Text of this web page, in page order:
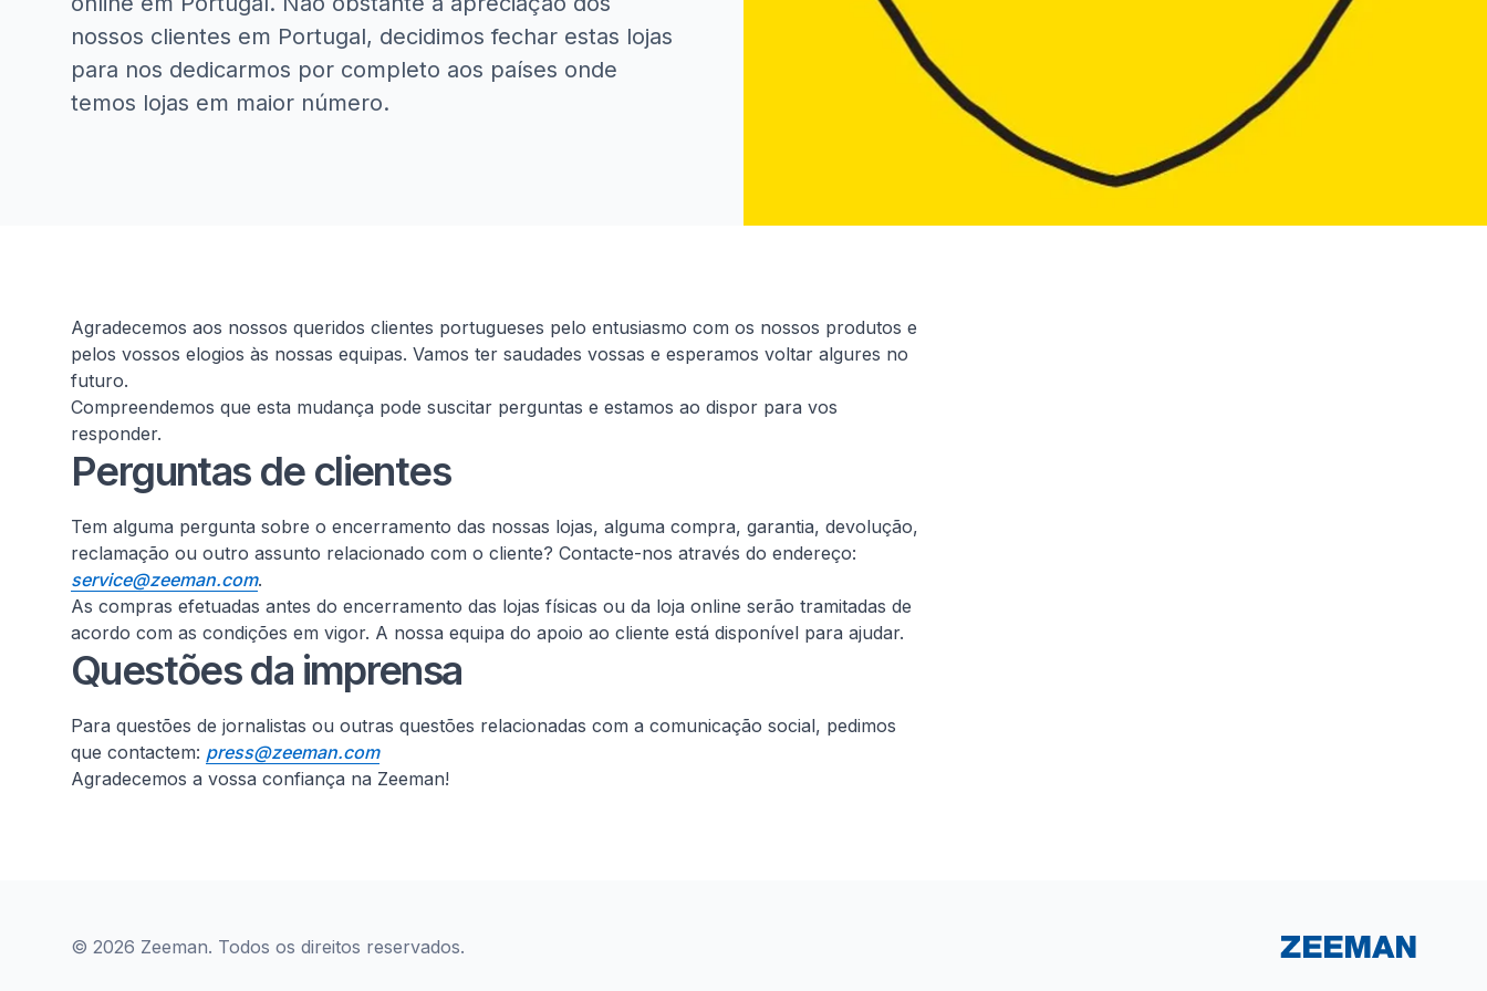
nossos clientes em Portugal, decidimos fechar estas lojas
para nos dedicarmos por completo aos países onde
temos lojas em maior número.
Homepage
Agradecemos aos nossos queridos clientes portugueses pelo entusiasmo com os nossos produtos e
pelos vossos elogios às nossas equipas. Vamos ter saudades vossas e esperamos voltar algures no
futuro.
Compreendemos que esta mudança pode suscitar perguntas e estamos ao dispor para vos
responder.
Perguntas de clientes
Tem alguma pergunta sobre o encerramento das nossas lojas, alguma compra, garantia, devolução,
reclamação ou outro assunto relacionado com o cliente? Contacte-nos através do endereço:
service@zeeman.com.
As compras efetuadas antes do encerramento das lojas físicas ou da loja online serão tramitadas de
acordo com as condições em vigor. A nossa equipa do apoio ao cliente está disponível para ajudar.
Questões da imprensa
Para questões de jornalistas ou outras questões relacionadas com a comunicação social, pedimos
que contactem: press@zeeman.com
Agradecemos a vossa confiança na Zeeman!
© 2026 Zeeman. Todos os direitos reservados.